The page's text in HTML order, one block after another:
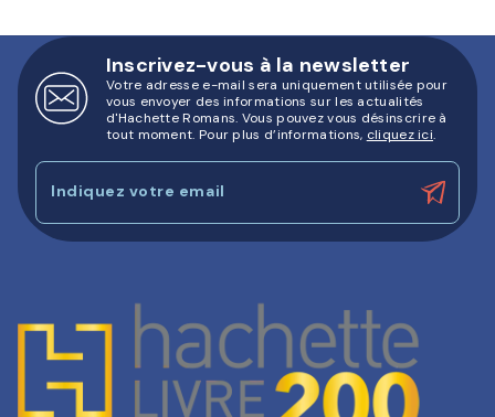
Inscrivez-vous à la newsletter
Votre adresse e-mail sera uniquement utilisée pour
vous envoyer des informations sur les actualités
d'Hachette Romans. Vous pouvez vous désinscrire à
tout moment. Pour plus d’informations, cliquez ici.
Indiquez votre email